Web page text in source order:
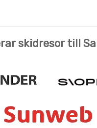
skidresor till